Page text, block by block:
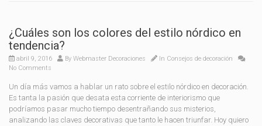
¿Cuáles son los colores del estilo nórdico en
tendencia?
abril 9, 2016 By Webmaster Decoraciones In Consejos de decoración
No Comments
Un día más vamos a hablar un rato sobre el estilo nórdico en decoración.
Es tanta la pasión que desata esta corriente de interiorismo que
podríamos pasar mucho tiempo desentrañando sus misterios,
analizando las claves decorativas que tanto le hacen triunfar. Hoy quiero